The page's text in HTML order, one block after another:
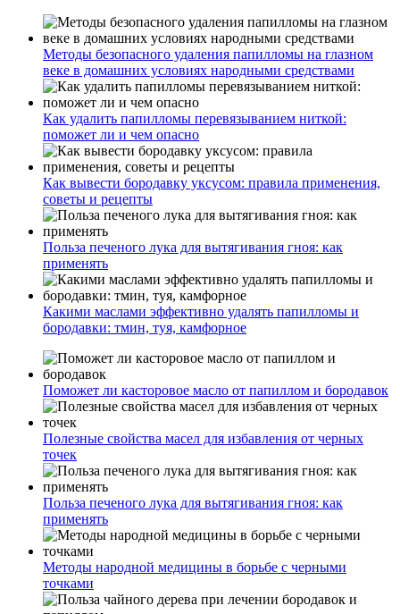
Методы безопасного удаления папилломы на глазном
веке в домашних условиях народными средствами
Как удалить папилломы перевязыванием ниткой:
поможет ли и чем опасно
Как вывести бородавку уксусом: правила применения,
советы и рецепты
Польза печеного лука для вытягивания гноя: как
применять
Какими маслами эффективно удалять папилломы и
бородавки: тмин, туя, камфорное
Поможет ли касторовое масло от папиллом и бородавок
Полезные свойства масел для избавления от черных
точек
Польза печеного лука для вытягивания гноя: как
применять
Методы народной медицины в борьбе с черными
точками